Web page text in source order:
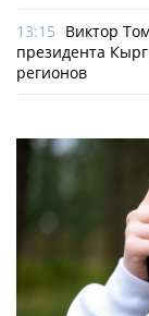
13:15 Виктор
президента
регионов